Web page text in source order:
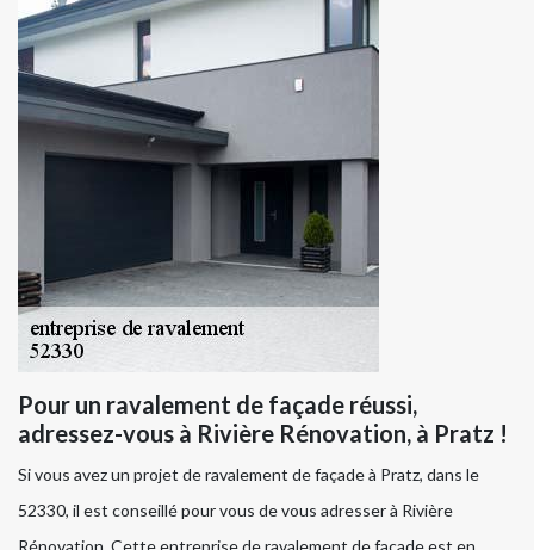
Pour un ravalement de façade réussi,
adressez-vous à Rivière Rénovation, à Pratz !
Si vous avez un projet de ravalement de façade à Pratz, dans le
52330, il est conseillé pour vous de vous adresser à Rivière